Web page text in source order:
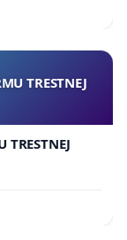
TRESTNEJ
TRESTNEJ